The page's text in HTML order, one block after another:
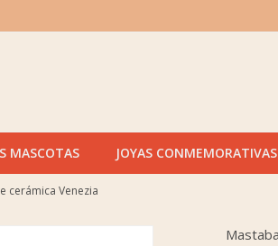
MASCOTAS JOYAS CONMEMORATIVAS
cerámica Venezia